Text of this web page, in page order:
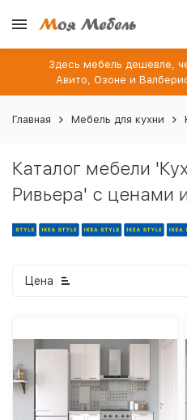
Здесь мебель дешевле,
Авито, Озоне и Валберис
Главная Мебель для кухни
Каталог мебели
Ривьера' с ценами
Цена